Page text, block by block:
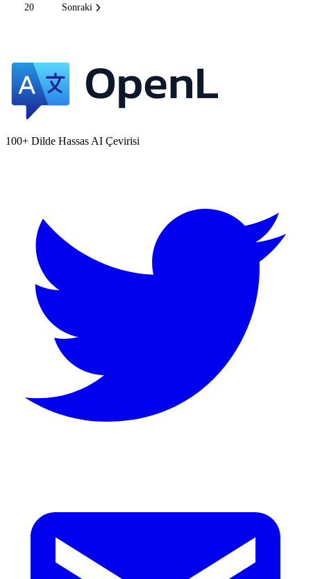
20 Sonraki
100+ Dilde Hassas AI Çevirisi